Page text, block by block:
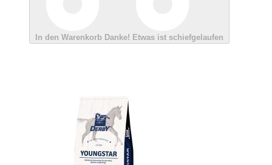
In den Warenkorb Danke! Etwas ist schiefgelaufen